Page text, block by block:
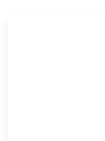
pojemników do
dużych
stref